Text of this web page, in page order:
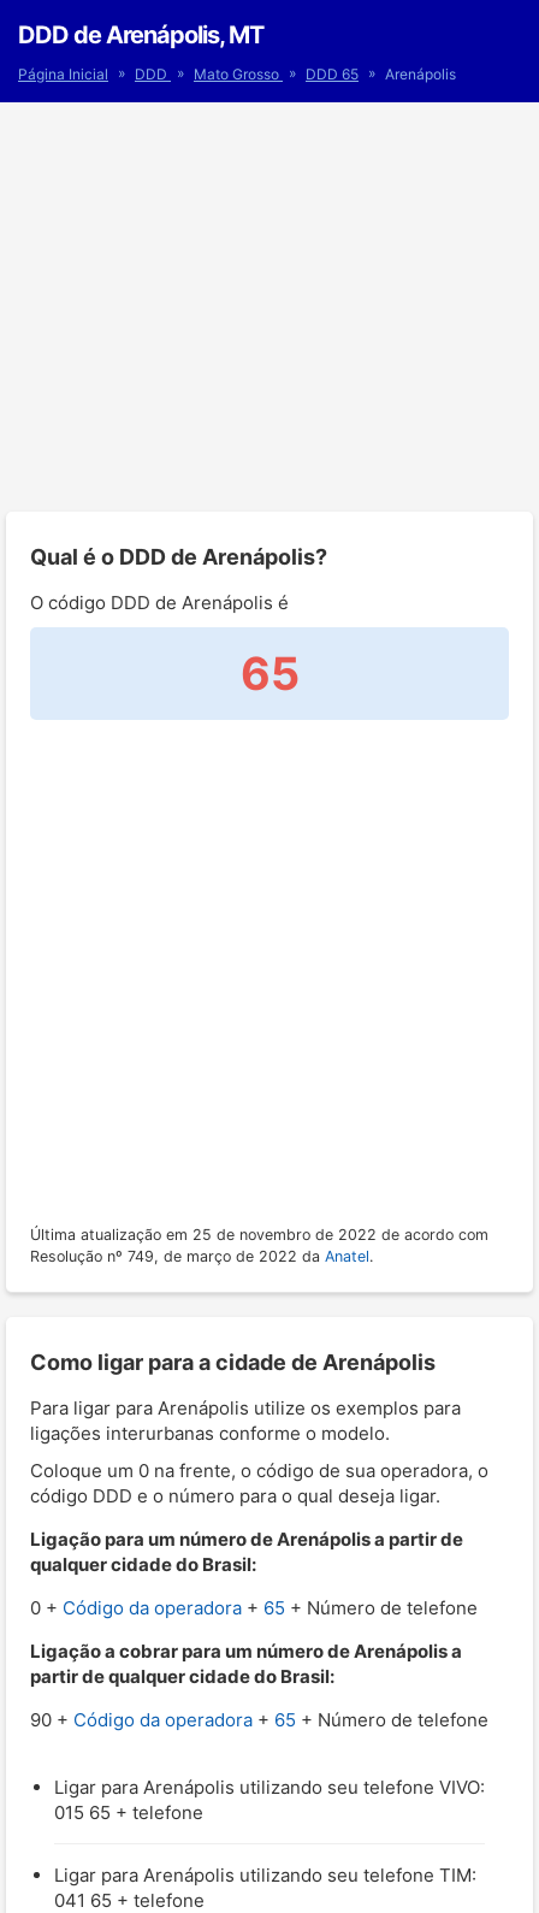
DDD de Arenápolis, MT
Página Inicial » DDD » Mato Grosso » DDD 65 » Arenápolis
Qual é o DDD de Arenápolis?
O código DDD de Arenápolis é
65
Última atualização em 25 de novembro de 2022 de acordo com
Resolução nº 749, de março de 2022 da Anatel.
Como ligar para a cidade de Arenápolis
Para ligar para Arenápolis utilize os exemplos para
ligações interurbanas conforme o modelo.
Coloque um 0 na frente, o código de sua operadora, o
código DDD e o número para o qual deseja ligar.
Ligação para um número de Arenápolis a partir de
qualquer cidade do Brasil:
0 + Código da operadora + 65 + Número de telefone
Ligação a cobrar para um número de Arenápolis a
partir de qualquer cidade do Brasil:
90 + Código da operadora + 65 + Número de telefone
Ligar para Arenápolis utilizando seu telefone VIVO:
015 65 + telefone
Ligar para Arenápolis utilizando seu telefone TIM:
041 65 + telefone